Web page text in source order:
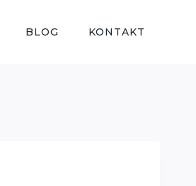
BLOG KONTAKT